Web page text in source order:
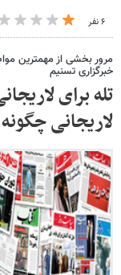
۶ نفر
مرور بخشی از مهمترین
خبرگزاری تسنیم
تله برای
لاریجانی